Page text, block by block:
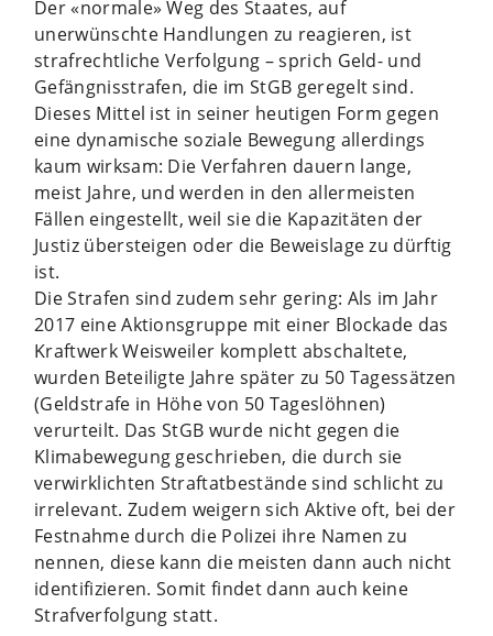
Der «normale» Weg des Staates, auf
unerwünschte Handlungen zu reagieren, ist
strafrechtliche Verfolgung – sprich Geld- und
Gefängnisstrafen, die im StGB geregelt sind.
Dieses Mittel ist in seiner heutigen Form gegen
eine dynamische soziale Bewegung allerdings
kaum wirksam: Die Verfahren dauern lange,
meist Jahre, und werden in den allermeisten
Fällen eingestellt, weil sie die Kapazitäten der
Justiz übersteigen oder die Beweislage zu dürftig
ist.
Die Strafen sind zudem sehr gering: Als im Jahr
2017 eine Aktionsgruppe mit einer Blockade das
Kraftwerk Weisweiler komplett abschaltete,
wurden Beteiligte Jahre später zu 50 Tagessätzen
(Geldstrafe in Höhe von 50 Tageslöhnen)
verurteilt. Das StGB wurde nicht gegen die
Klimabewegung geschrieben, die durch sie
verwirklichten Straftatbestände sind schlicht zu
irrelevant. Zudem weigern sich Aktive oft, bei der
Festnahme durch die Polizei ihre Namen zu
nennen, diese kann die meisten dann auch nicht
identifizieren. Somit findet dann auch keine
Strafverfolgung statt.